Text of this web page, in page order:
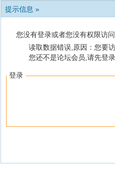
提示信息 »
您没有登录或者您没有权限访
读取数据错误,原因：您要
您还不是论坛会员,请先登
登录